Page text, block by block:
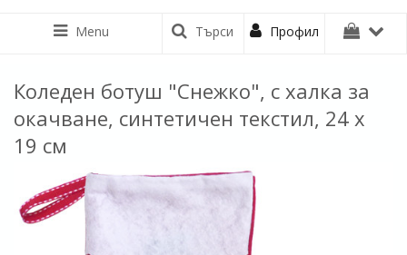
Menu Търси Профил
Коледен ботуш "Снежко", с халка за
окачване, синтетичен текстил, 24 х
19 см